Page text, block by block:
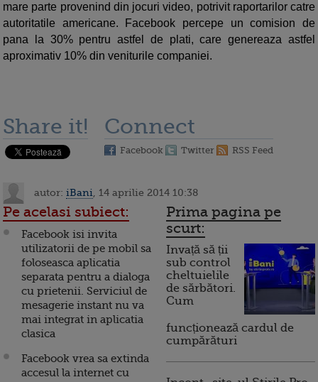
mare parte provenind din jocuri video, potrivit raportarilor catre
autoritatile americane. Facebook percepe un comision de
pana la 30% pentru astfel de plati, care genereaza astfel
aproximativ 10% din veniturile companiei.
Share it! Connect
Facebook Twitter RSS Feed
autor: iBani , 14 aprilie 2014 10:38
Pe acelasi subiect:
Facebook isi invita
utilizatorii de pe mobil sa
foloseasca aplicatia
separata pentru a dialoga
cu prietenii. Serviciul de
mesagerie instant nu va
mai integrat in aplicatia
clasica
Facebook vrea sa extinda
accesul la internet cu
Prima pagina pe
scurt:
Invață să ții
sub control
cheltuielile
de sărbători.
Cum
funcționează cardul de
cumpărături